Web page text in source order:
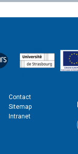
Contact
Sitemap
Intranet